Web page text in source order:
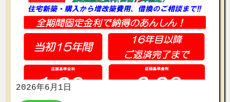
2026年6月1日